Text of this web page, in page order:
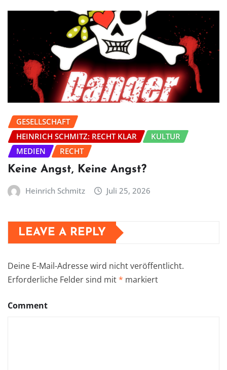
GESELLSCHAFT
HEINRICH SCHMITZ: RECHT KLAR
KULTUR
MEDIEN
RECHT
Keine Angst, Keine Angst?
Heinrich Schmitz Juli 25, 2026
LEAVE A REPLY
Deine E-Mail-Adresse wird nicht veröffentlicht.
Erforderliche Felder sind mit* markiert
Comment